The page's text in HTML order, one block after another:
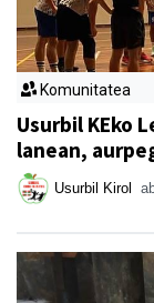
Komunitatea
Usurbil KEko
lanean,
Usurbil Kirol